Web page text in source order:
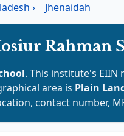
› Jhenaidah
Rahman
. This institute's EIIN
area is Plain
contact number,